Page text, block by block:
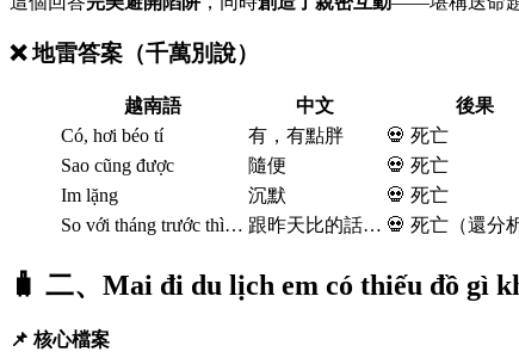
❌ 地雷答案（千萬別說）
越南語 中文
後果
Có, hơi béo tí
有，有點胖
💀 死亡
Sao cũng được
隨便
💀 死亡
Im lặng
沉默
💀 死亡
So với tháng trước thì… 跟昨天比的話… 💀 死亡（還分
🧳 二、Mai đi du lịch em có thiếu đồ gì
📌 核心檔案